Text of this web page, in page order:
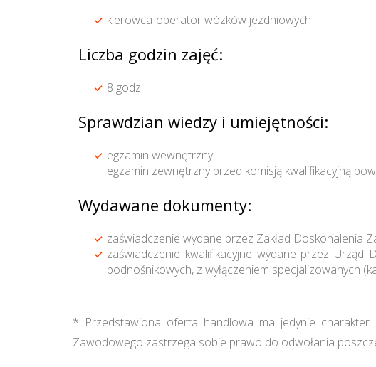
kierowca-operator wózków jezdniowych
Liczba godzin zajęć:
8 godz.
Sprawdzian wiedzy i umiejętności:
egzamin wewnętrzny
egzamin zewnętrzny przed komisją kwalifikacyjną
Wydawane dokumenty:
zaświadczenie wydane przez Zakład Doskonalenia
zaświadczenie kwalifikacyjne wydane przez
podnośnikowych, z wyłączeniem specjalizowanych
* Przedstawiona oferta handlowa ma jedynie
Zawodowego zastrzega sobie prawo do odwołania